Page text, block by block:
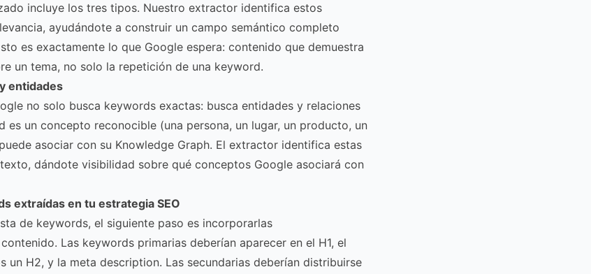
incluye los tres tipos. Nuestro extractor identifica estos
ayudándote a construir un campo semántico completo
es exactamente lo que Google espera: contenido que demuestra
un tema, no solo la repetición de una keyword.
entidades
no solo busca keywords exactas: busca entidades y relaciones
es un concepto reconocible (una persona, un lugar, un producto, un
asociar con su Knowledge Graph. El extractor identifica estas
dándote visibilidad sobre qué conceptos Google asociará con
extraídas en tu estrategia SEO
de keywords, el siguiente paso es incorporarlas
Las keywords primarias deberían aparecer en el H1, el
un H2, y la meta description. Las secundarias deberían distribuirse